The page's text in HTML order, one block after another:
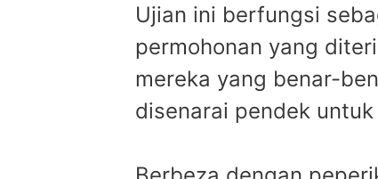
Ujian ini berfungsi
permohonan yang
mereka yang benar-
disenarai pendek